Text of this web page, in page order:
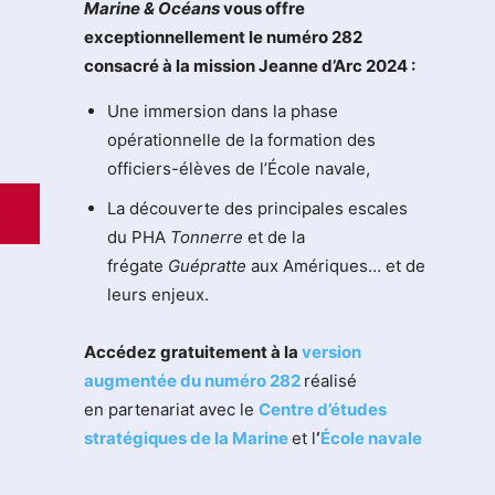
Marine & Océansvous offre
exceptionnellement le numéro 282
consacré à la mission Jeanne d’Arc 2024 :
Une immersion dans la phase
opérationnelle de la formation des
officiers-élèves de l’École navale,
La découverte des principales escales
du PHA Tonnerre et de la
frégate Guépratte aux Amériques… et de
leurs enjeux.
Accédez gratuitement à la version
augmentée du numéro 282 réalisé
en partenariat avec le Centre d’études
stratégiques de la Marineet l‘École navale